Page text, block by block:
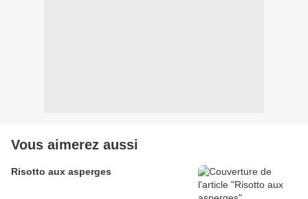
Vous aimerez aussi
Risotto aux asperges